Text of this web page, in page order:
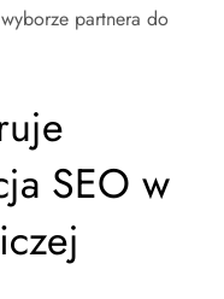
partnera do
SEO w